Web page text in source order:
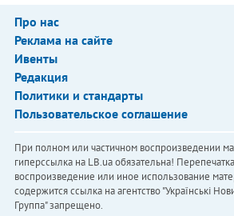
Про нас
Реклама на сайте
Ивенты
Редакция
Политики и стандарты
Пользовательское соглашение
При полном или частичном воспроизведении
гиперссылка на LB.ua обязательна!
воспроизведение или иное использование
содержится ссылка на агентство "Українськi
Группа" запрещено.